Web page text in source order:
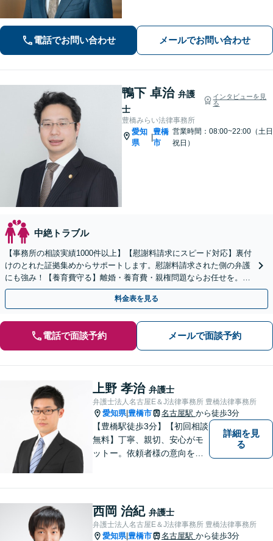
電話でお問い合わせ メールでお問い合わせ
鴨下 卓治 弁護
士
インタビューを見
る
豊橋みらい法律事務所
愛知
県
|
豊橋
市
営業時間：08:00~22:00（土日
祝日）
中絶トラブル
【事務所の相談実績1000件以上】【慰謝料請求にスピード対応】裏付
けのとれた証拠集めからサポートします。慰謝料請求された側の弁護
にも強み！【養育費守る】離婚・養育費・親権問題ならお任せを。継
続的に費用を受け取る条件を整えます【土日祝も対応】
料金表を見る
電話で面談予約 メールで面談予約
上野 孝治 弁護士
弁護士法人名古屋E＆J法律事務所 豊橋法律事務所
愛知県| 豊橋市 名古屋駅 から徒歩3分
【豊橋駅徒歩3分】【初回相談
無料】丁寧、親切、安心がモ
ットー。依頼者様の意向を深
を明るい未来へと導きます。
まずは無料相談をご利用くだ
さい。
詳細を見
る
西岡 治紀 弁護士
弁護士法人名古屋E＆J法律事務所 豊橋法律事務所
愛知県| 豊橋市 名古屋駅 から徒歩3分